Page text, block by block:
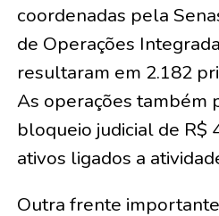
coordenadas pela
de Operações
resultaram em 2.182
As operações também
bloqueio judicial de R$
ativos ligados a
Outra frente